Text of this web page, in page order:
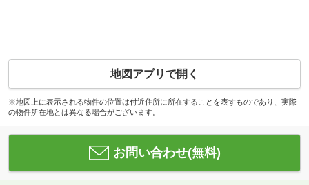
地図アプリで開く
※地図上に表示される物件の位置は付近住所に所在することを表すものであり、実際
の物件所在地とは異なる場合がございます。
お問い合わせ(無料)